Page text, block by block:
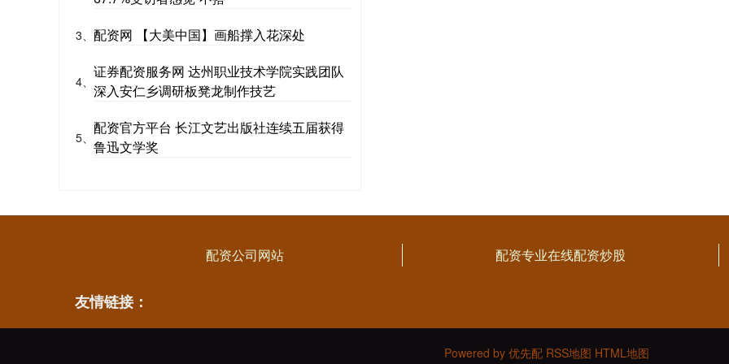
3、 配资网 【大美中国】画船撑入花深处
4、
证券配资服务网 达州职业技术学院实践团队
深入安仁乡调研板凳龙制作技艺
5、
配资官方平台 长江文艺出版社连续五届获得
鲁迅文学奖
配资公司网站 配资专业在线配资炒股
友情链接：
Powered by 优先配 RSS地图 HTML地图